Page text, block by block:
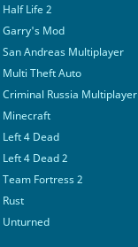
Life 2
Mod
Andreas Multiplayer
Theft Auto
Russia Multiplayer
4 Dead
4 Dead 2
Fortress 2